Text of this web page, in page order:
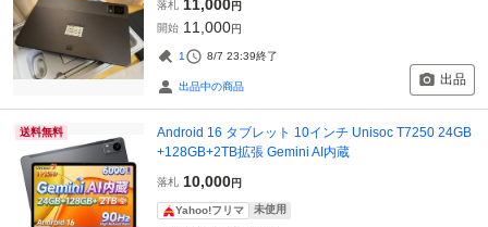
落札 11,000円
開始 11,000円
1 8/7 23:39終了
出品中の商品 出品
送料無料
Android 16 タブレット 10インチ Unisoc T7250 24GB
+128GB+2TB拡張 Gemini AI内蔵
落札 10,000円
Yahoo!フリマ 未使用